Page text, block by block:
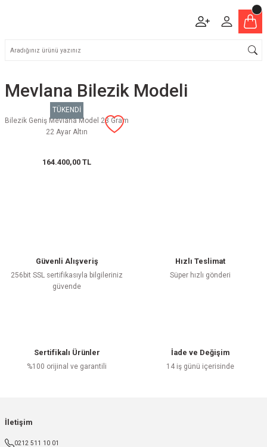
Mevlana Bilezik Modeli
TÜKENDİ
Bilezik Geniş Mevlana Model 23 Gram
22 Ayar Altın
164.400,00 TL
Güvenli Alışveriş
256bit SSL sertifikasıyla bilgileriniz
güvende
Hızlı Teslimat
Süper hızlı gönderi
Sertifikalı Ürünler
%100 orijinal ve garantili
İade ve Değişim
14 iş günü içerisinde
İletişim
0212 511 10 01